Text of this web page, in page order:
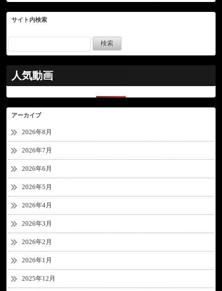
サイト内検索
人気動画
アーカイブ
2026年8月
2026年7月
2026年6月
2026年5月
2026年4月
2026年3月
2026年2月
2026年1月
2025年12月